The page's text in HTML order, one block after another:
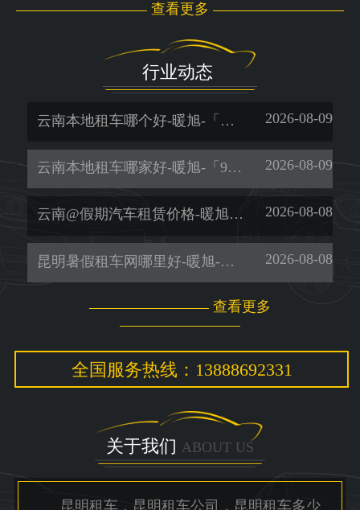
查看更多
行业动态
云南本地租车哪个好-暖旭-「昆明租车公司价格表」 2026-08-09
云南本地租车哪家好-暖旭-「9座商务车租赁」 2026-08-09
云南@假期汽车租赁价格-暖旭-「租车网」 2026-08-08
昆明暑假租车网哪里好-暖旭-「便捷安心」 2026-08-08
查看更多
全国服务热线：13888692331
关于我们 ABOUT US
昆明租车，昆明租车公司，昆明租车多少